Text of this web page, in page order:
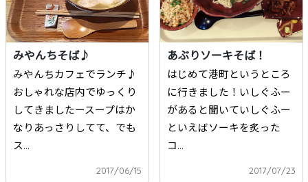
みやんちそば♪
みやんちカフェでランチ♪
おしゃれな店内でゆっくり
してきましたースープはか
なりあっさりしてて、でも
ス...
2017/06/15
あぶりソーキそば！
はじめて港町というところ
に行きました！いしぐふー
があると聞いていしぐふー
といえばソーキを炙った
コ...
2017/07/23